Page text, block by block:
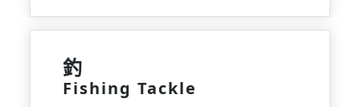
釣
Fishing Tackle